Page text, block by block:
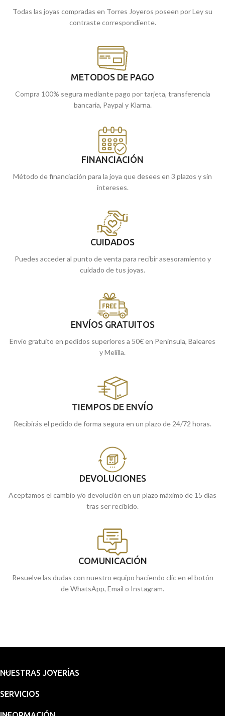
Todas las joyas compradas en Torres Joyeros poseen por Ley su
contraste correspondiente.
METODOS DE PAGO
Compra 100% segura mediante pago por tarjeta, transferencia
bancaria, Paypal y Klarna.
FINANCIACIÓN
Método de financiación para la joya que desees en 3 plazos y sin
intereses.
CUIDADOS
Puedes acceder al punto de venta para recibir asesoramiento y
cuidado de tus joyas.
ENVÍOS GRATUITOS
Envío gratuito en pedidos superiores a 50€ en Península, Baleares
y Melilla.
TIEMPOS DE ENVÍO
Recibirás el pedido de forma segura en un plazo de 24/72 horas.
DEVOLUCIONES
Aceptamos el cambio y/o devolución en un plazo máximo de 15 días
tras ser recibido.
COMUNICACIÓN
Resuelve las dudas con nuestro equipo haciendo clic en el botón
de WhatsApp, Email o Instagram.
NUESTRAS JOYERÍAS
SERVICIOS